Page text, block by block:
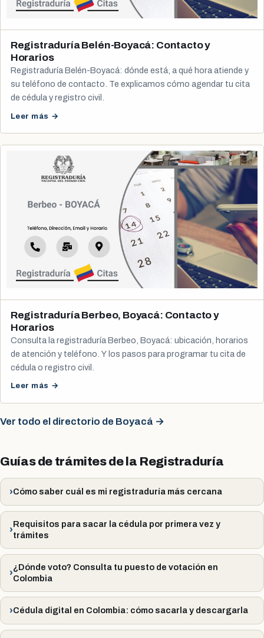
Registraduría Belén-Boyacá: Contacto y
Horarios
Registraduría Belén-Boyacá: dónde está, a qué hora atiende y
su teléfono de contacto. Te explicamos cómo agendar tu cita
de cédula y registro civil.
Leer más →
Registraduría Berbeo, Boyacá: Contacto y
Horarios
Consulta la registraduría Berbeo, Boyacá: ubicación, horarios
de atención y teléfono. Y los pasos para programar tu cita de
cédula o registro civil.
Leer más →
Ver todo el directorio de Boyacá →
Guías de trámites de la Registraduría
Cómo saber cuál es mi registraduría más cercana
Requisitos para sacar la cédula por primera vez y
trámites
¿Dónde voto? Consulta tu puesto de votación en
Colombia
Cédula digital en Colombia: cómo sacarla y descargarla